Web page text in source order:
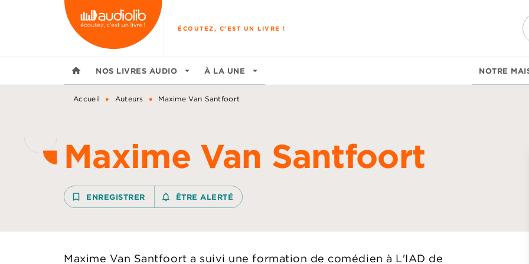
MENU RECHERCHE
ÉCOUTEZ, C'EST UN LIVRE !
home NOS LIVRES AUDIO arrow_drop_down À LA UNE arrow_drop_down NOTRE
Accueil • Auteurs • Maxime Van Santfoort
Maxime Van Santfoort
bookmark_border ENREGISTRER notifications_none_outlined
ÊTRE ALERTÉ
Maxime Van Santfoort a suivi une formation de comédien à L'IAD de